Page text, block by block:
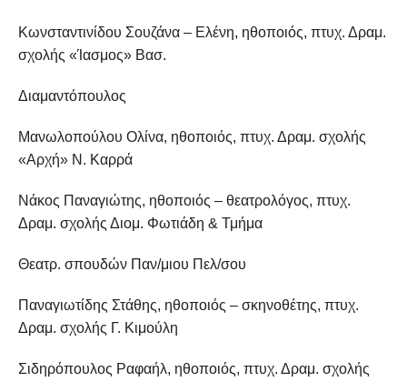
Κωνσταντινίδου Σουζάνα – Ελένη, ηθοποιός, πτυχ. Δραμ.
σχολής «Ίασμος» Βασ.
Διαμαντόπουλος
Μανωλοπούλου Ολίνα, ηθοποιός, πτυχ. Δραμ. σχολής
«Αρχή» Ν. Καρρά
Νάκος Παναγιώτης, ηθοποιός – θεατρολόγος, πτυχ.
Δραμ. σχολής Διομ. Φωτιάδη & Τμήμα
Θεατρ. σπουδών Παν/μιου Πελ/σου
Παναγιωτίδης Στάθης, ηθοποιός – σκηνοθέτης, πτυχ.
Δραμ. σχολής Γ. Κιμούλη
Σιδηρόπουλος Ραφαήλ, ηθοποιός, πτυχ. Δραμ. σχολής